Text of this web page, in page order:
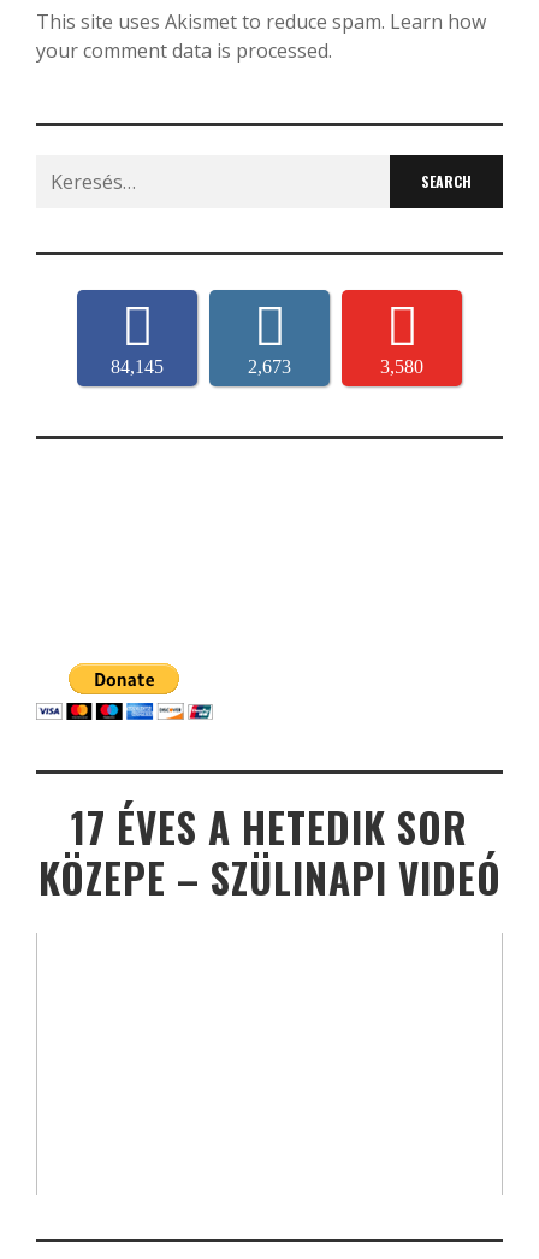
This site uses Akismet to reduce spam. Learn how
your comment data is processed.
Search
for:
84,145 2,673 3,580
17 ÉVES A HETEDIK SOR
KÖZEPE – SZÜLINAPI VIDEÓ